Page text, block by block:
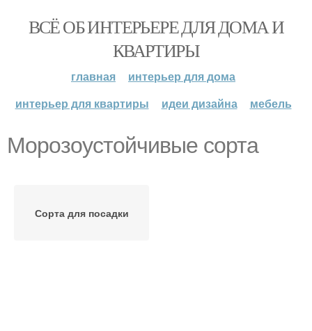
ВСЁ ОБ ИНТЕРЬЕРЕ ДЛЯ ДОМА И
КВАРТИРЫ
главная
интерьер для дома
интерьер для квартиры
идеи дизайна мебель
Морозоустойчивые сорта
Сорта для посадки